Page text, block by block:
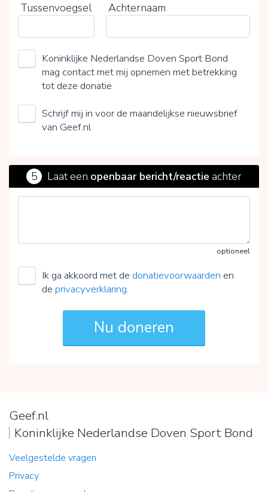
Tussenvoegsel Achternaam
Koninklijke Nederlandse Doven Sport Bond
mag contact met mij opnemen met betrekking
tot deze donatie
Schrijf mij in voor de maandelijkse nieuwsbrief
van Geef.nl
5 Laat een openbaar bericht/reactie achter
optioneel
Ik ga akkoord met de donatievoorwaarden en
de privacyverklaring.
Geef.nl
Koninklijke Nederlandse Doven Sport Bond
Veelgestelde vragen
Privacy